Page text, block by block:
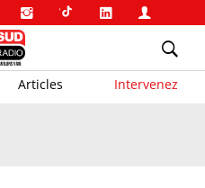
Articles Intervenez